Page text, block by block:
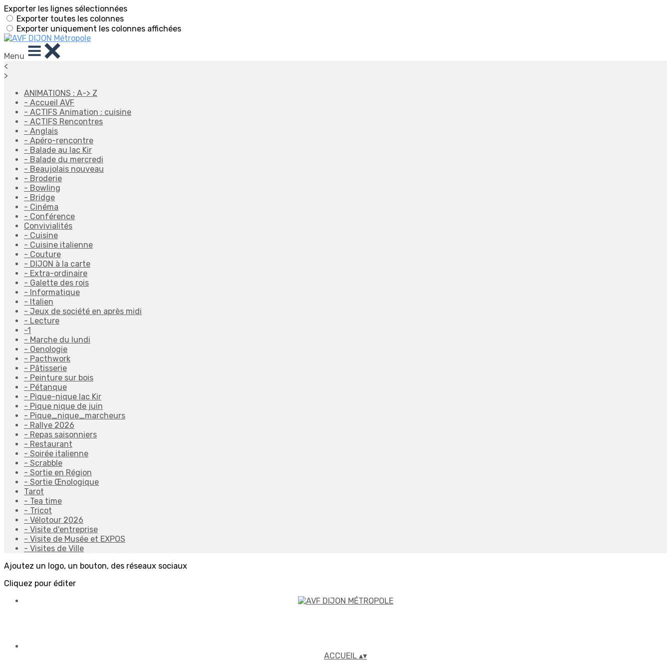
Exporter les lignes sélectionnées
Exporter toutes les colonnes
Exporter uniquement les colonnes affichées
Menu
<
>
ANIMATIONS : A-> Z
- Accueil AVF
- ACTIFS Animation : cuisine
- ACTIFS Rencontres
- Anglais
- Apéro-rencontre
- Balade au lac Kir
- Balade du mercredi
- Beaujolais nouveau
- Broderie
- Bowling
- Bridge
- Cinéma
- Conférence
Convivialités
- Cuisine
- Cuisine italienne
- Couture
- DIJON à la carte
- Extra-ordinaire
- Galette des rois
- Informatique
- Italien
- Jeux de société en après midi
- Lecture
-1
- Marche du lundi
- Oenologie
- Pacthwork
- Pâtisserie
- Peinture sur bois
- Pétanque
- Pique-nique lac Kir
- Pique nique de juin
- Pique_nique_marcheurs
- Rallye 2026
- Repas saisonniers
- Restaurant
- Soirée italienne
- Scrabble
- Sortie en Région
- Sortie Œnologique
Tarot
- Tea time
- Tricot
- Vélotour 2026
- Visite d'entreprise
- Visite de Musée et EXPOS
- Visites de Ville
Ajoutez un logo, un bouton, des réseaux sociaux
Cliquez pour éditer
ACCUEIL ▴▾